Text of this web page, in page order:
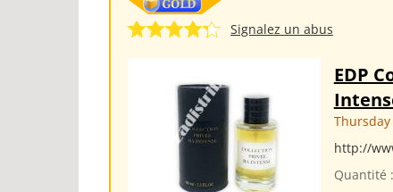
Signalez un abus
EDP
Thursday
http://
Quantité :